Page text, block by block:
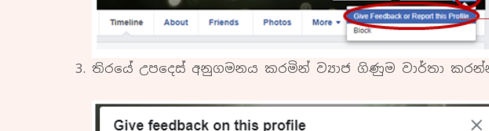
තිරයේ උපදෙස් අනුගමනය කරමින් ව්‍යාජ ගිණුම වාර්තා කරන්න